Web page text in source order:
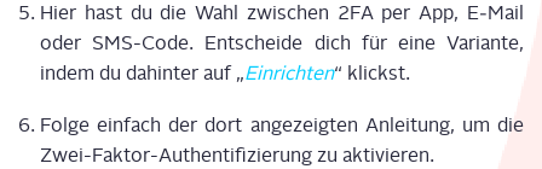
Hier hast du die Wahl zwi­schen 2FA per App, E‑Mail
oder SMS-Code. Ent­schei­de dich für eine Vari­an­te,
indem du dahin­ter auf „Ein­rich­ten“ klickst.
Fol­ge ein­fach der dort ange­zeig­ten Anlei­tung, um die
Zwei-Fak­tor-Authen­ti­fi­zie­rung zu akti­vie­ren.